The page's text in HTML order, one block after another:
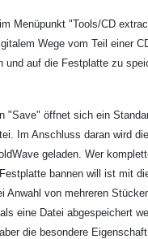
Menüpunkt "Tools/CD
Wege vom Teil einer
und auf die Festplatte zu
"Save" öffnet sich ein
Im Anschluss daran wird
geladen. Wer
bannen will ist mit
Anwahl von mehreren
eine Datei abgespeichert
die besondere